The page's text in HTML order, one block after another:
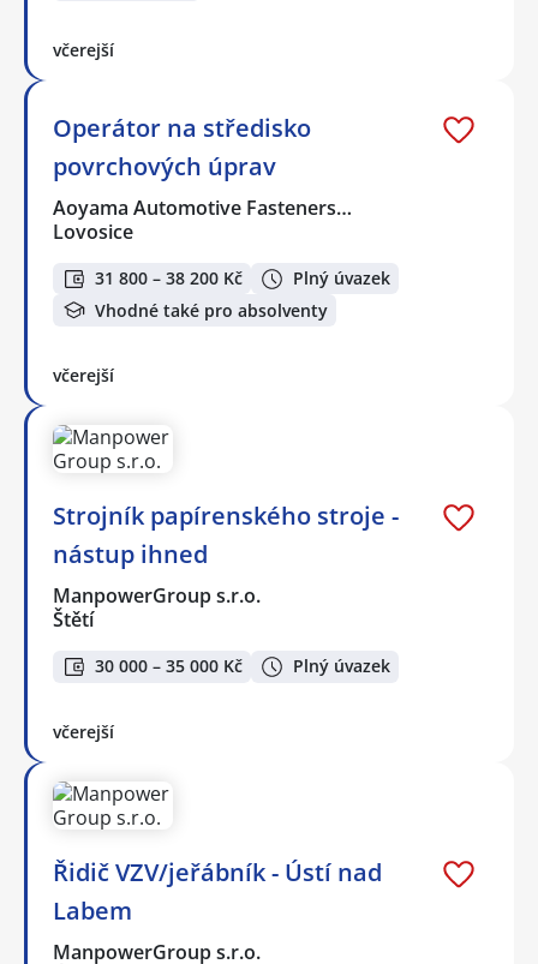
včerejší
Operátor na středisko
povrchových úprav
Aoyama Automotive Fasteners…
Lovosice
31 800 – 38 200 Kč
Plný úvazek
Vhodné také pro absolventy
včerejší
Strojník papírenského stroje -
nástup ihned
ManpowerGroup s.r.o.
Štětí
30 000 – 35 000 Kč Plný úvazek
včerejší
Řidič VZV/jeřábník - Ústí nad
Labem
ManpowerGroup s.r.o.